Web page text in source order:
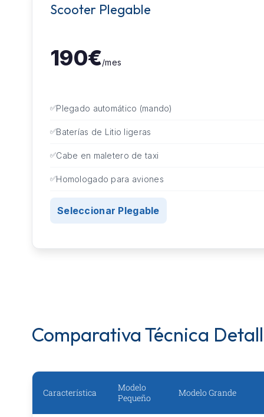
Scooter Plegable
190€/mes
Plegado automático (mando)
Baterías de Litio ligeras
Cabe en maletero de taxi
Homologado para aviones
Seleccionar Plegable
Comparativa Técnica
Característica
Modelo
Pequeño
Modelo Grande